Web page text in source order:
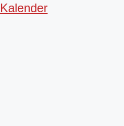
Kalender